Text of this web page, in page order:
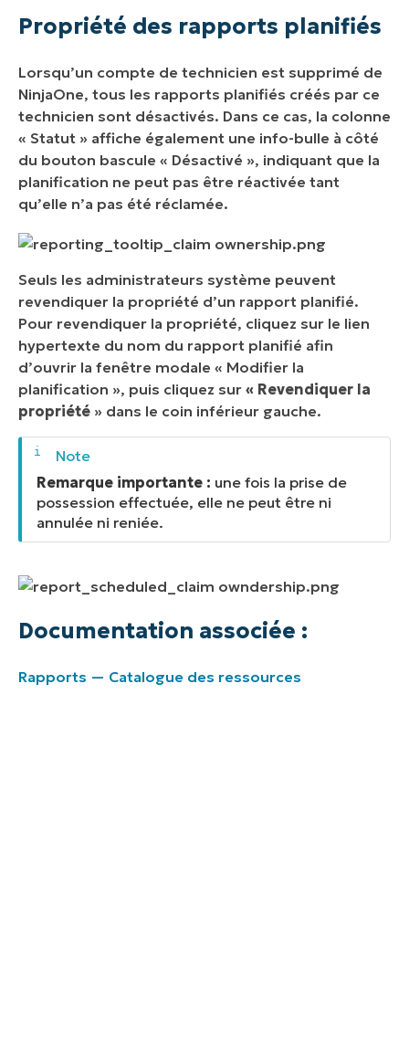
Propriété des rapports planifiés
Lorsqu’un compte de technicien est supprimé de
NinjaOne, tous les rapports planifiés créés par ce
technicien sont désactivés. Dans ce cas, la colonne
« Statut » affiche également une info-bulle à côté
du bouton bascule « Désactivé », indiquant que la
planification ne peut pas être réactivée tant
qu’elle n’a pas été réclamée.
Seuls les administrateurs système peuvent
revendiquer la propriété d’un rapport planifié.
Pour revendiquer la propriété, cliquez sur le lien
hypertexte du nom du rapport planifié afin
d’ouvrir la fenêtre modale « Modifier la
planification », puis cliquez sur « Revendiquer la
propriété » dans le coin inférieur gauche.
Remarque importante : une fois la prise de
possession effectuée, elle ne peut être ni
annulée ni reniée.
Documentation associée :
Rapports — Catalogue des ressources